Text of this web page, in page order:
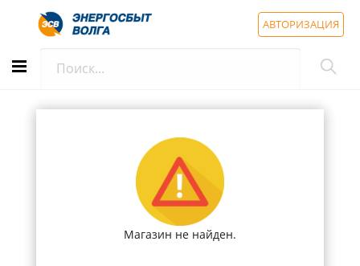
АВТОРИЗАЦИЯ
Магазин не найден.